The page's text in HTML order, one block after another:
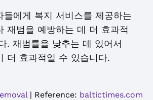
들에게 복지 서비스를 제공하는
재범을 예방하는 데 더 효과적
. 재범률을 낮추는 데 있어서
더 효과적일 수 있습니다.
| Reference: baltictimes.com